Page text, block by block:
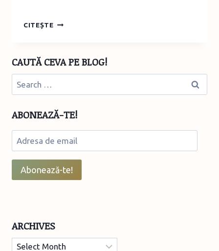
CITEȘTEDIVERSIFICARE
DE
AVOCADO
BANANĂ
CAUTĂ CEVA PE BLOG!
Search
for:
ABONEAZĂ-TE!
Adresa
de
email
Abonează-te!
ARCHIVES
Archives